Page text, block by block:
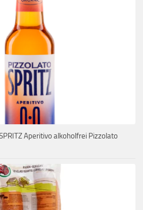
Aperitivo alkoholfrei Pizzolato